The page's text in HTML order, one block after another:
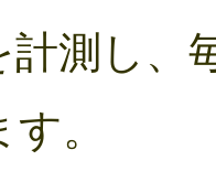
計測し、
。